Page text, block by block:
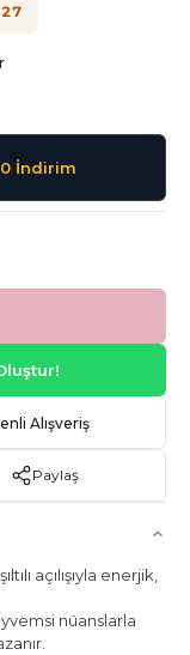
27
İndirim
Alışveriş
Paylaş
açılışıyla enerjik,
nüanslarla